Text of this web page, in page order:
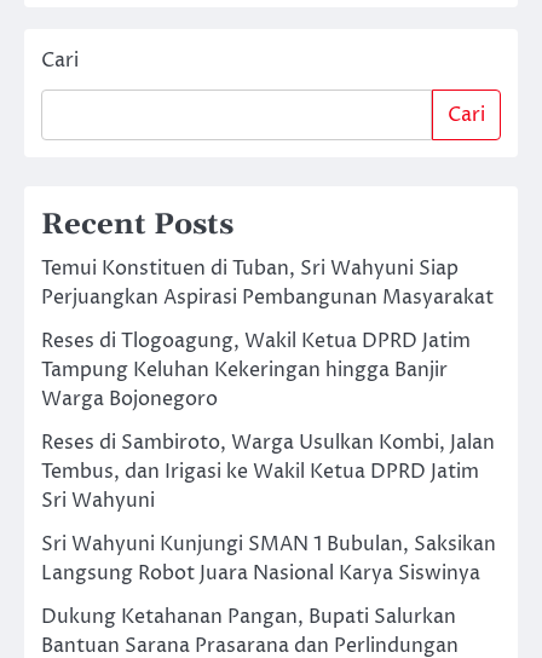
Cari
Cari
Recent Posts
Temui Konstituen di Tuban, Sri Wahyuni Siap
Perjuangkan Aspirasi Pembangunan Masyarakat
Reses di Tlogoagung, Wakil Ketua DPRD Jatim
Tampung Keluhan Kekeringan hingga Banjir
Warga Bojonegoro
Reses di Sambiroto, Warga Usulkan Kombi, Jalan
Tembus, dan Irigasi ke Wakil Ketua DPRD Jatim
Sri Wahyuni
Sri Wahyuni Kunjungi SMAN 1 Bubulan, Saksikan
Langsung Robot Juara Nasional Karya Siswinya
Dukung Ketahanan Pangan, Bupati Salurkan
Bantuan Sarana Prasarana dan Perlindungan